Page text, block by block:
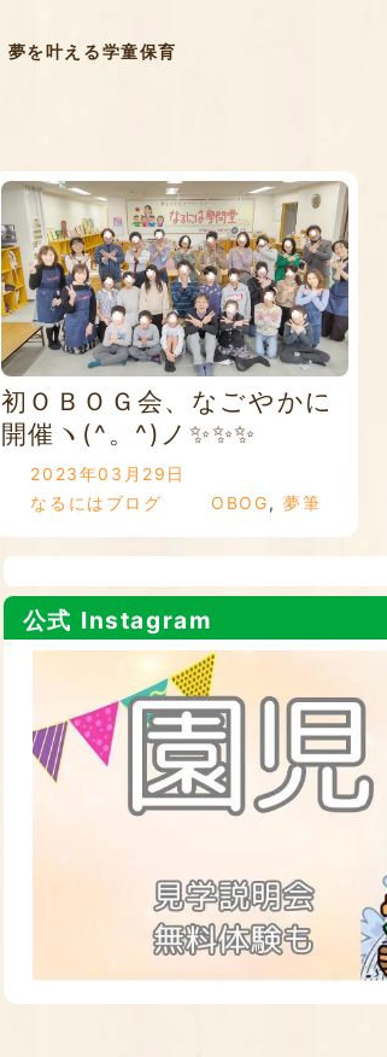
夢を叶える学童保育
初ＯＢＯＧ会、なごやかに
開催ヽ(^。^)ノ✨✨✨
2023年03月29日
なるにはブログ
OBOG,夢筆
公式 Instagram